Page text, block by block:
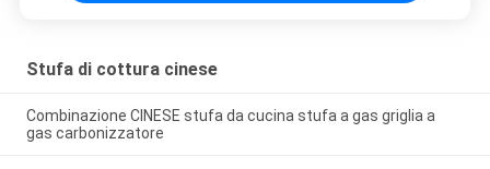
Stufa di cottura cinese
Combinazione CINESE stufa da cucina stufa a gas griglia a
gas carbonizzatore